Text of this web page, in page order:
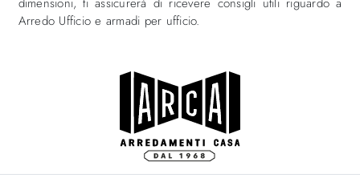
Arredo Ufficio e armadi per ufficio.